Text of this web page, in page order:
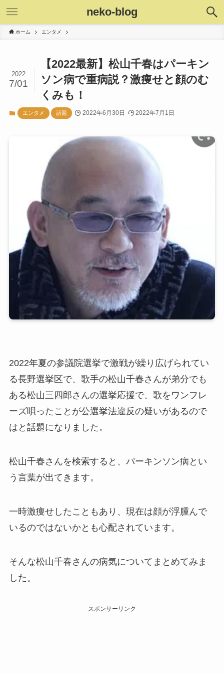
neko-blog
ホーム エンタメ
【2022最新】松山千春はパーキン
ソン病で重病説？激痩せと顔のむ
くみも！
2022
7/01
エンタメ 話題 2022年6月30日 2022年7月1日
2022年夏の参議院選挙で激戦が繰り広げられてい
る長野選挙区で、歌手の松山千春さんが弟分でも
ある松山三四郎さんの選挙応援で、歌をワンフレ
ーズ唄ったことが公選挙法違反の疑いがあるので
はと話題になりました。
松山千春さんを検索すると、パーキンソン病とい
う言葉が出てきます。
一時激痩せしたこともあり、現在は顔が浮腫んで
いるのではないかとも心配されています。
そんな松山千春さんの病気についてまとめてみま
した。
スポンサーリンク